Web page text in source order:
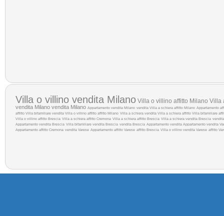
Villa o villino vendita Milano Villa o villino affitto Milano Villa
vendita Milano vendita Milano Appartamento vendita Milano vendita Villa a schiera affitto Milano Appartamento
affitto Villa bifamiliare vendita Villa o villino affitto affitto Milano Villa a schiera vendita Villa a schiera affitto Villa bifamiliare
Villa o villino affitto Brescia Villa a schiera affitto Cremona Villa a schiera affitto Brescia Villa a schiera vendita Brescia
Appartamento vendita Brescia Villa bifamiliare vendita Brescia vendita Brescia Appartamento vendita Appartamento vendita
Appartamento affitto Cremona vendita Varese Appartamento affitto Varese affitto Brescia Villa o villino vendita Varese affitto